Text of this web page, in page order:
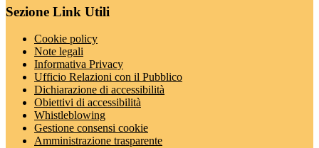
Sezione Link Utili
Cookie policy
Note legali
Informativa Privacy
Ufficio Relazioni con il Pubblico
Dichiarazione di accessibilità
Obiettivi di accessibilità
Whistleblowing
Gestione consensi cookie
Amministrazione trasparente